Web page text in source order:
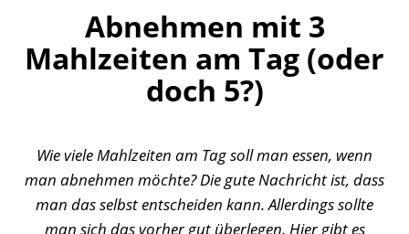
Abnehmen mit 3
Mahlzeiten am Tag (oder
doch 5?)
Wie viele Mahlzeiten am Tag soll man essen, wenn
man abnehmen möchte? Die gute Nachricht ist, dass
man das selbst entscheiden kann. Allerdings sollte
man sich das vorher gut überlegen. Hier gibt es